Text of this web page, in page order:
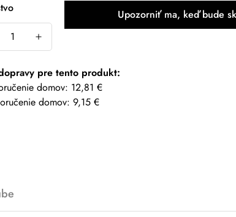
Upozorniť ma, keď bude
pre tento produkt:
domov: 12,81 €
domov: 9,15 €